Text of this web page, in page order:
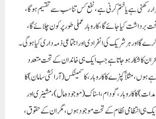
ہے یا ختم کرنی ہے، نفع کس تناسب سے تقسیم ہوگا،
کیا جائے گا، کاروبار عملی طور پر کون چلائے گا،
گا اور ہر شریک کی انفرادی اور اجتماعی ذمہ داری کیا ہوگی۔
کا شکار ہو جاتا ہے جب ایک ہی خاندان کے تحت متعدد
مثلاً کپڑے کا کاروبار، کاسمیٹکس (آرائشی سامان) کا
کا کاروبار، گودام، اسٹاک (موجودہ مال)، مشینری اور
ہی انتظامی نظام کے تحت موجود ہوں، مگر ان کے حقوق،